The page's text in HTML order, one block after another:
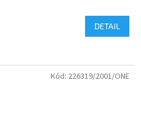
DETAIL
Kód: 226319/2001/ONE